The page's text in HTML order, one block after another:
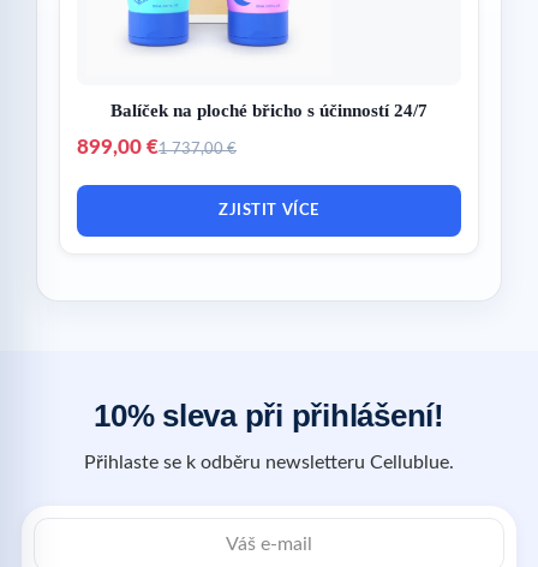
Balíček na ploché břicho s účinností 24/7
899,00 €1 737,00 €
ZJISTIT VÍCE
10% sleva při přihlášení!
Přihlaste se k odběru newsletteru Cellublue.